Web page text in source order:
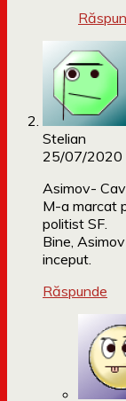
Stelian
25/07/2020
Asimov-
M-a marcat
politist SF.
Bine,
inceput.
Răspunde